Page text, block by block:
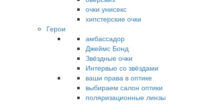
очки унисекс
хипстерские очки
Герои
амбассадор
Джеймс Бонд
Звёздные очки
Интервью со звёздами
ваши права в оптике
выбираем салон оптики
поляризационные линзы